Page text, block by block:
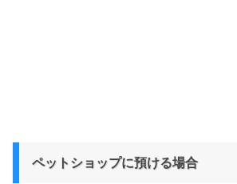
ペットショップに預ける場合